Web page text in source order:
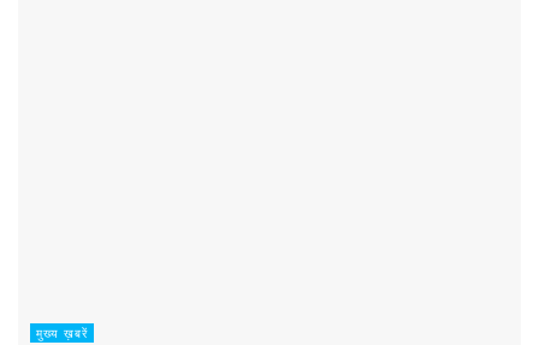
मुख्य ख़बरें